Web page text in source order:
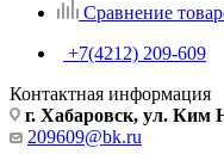
Сравнение
+7(4212) 209-609
Контактная информация
г. Хабаровск, ул. Ким
209609@bk.ru